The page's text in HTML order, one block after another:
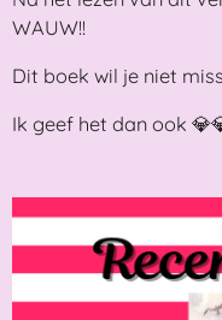
WAUW!!
Dit boek wil je niet
Ik geef het dan ook